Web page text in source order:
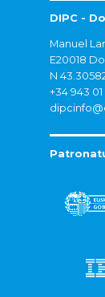
DIPC -
Manuel
E20018
N
+34 943 01